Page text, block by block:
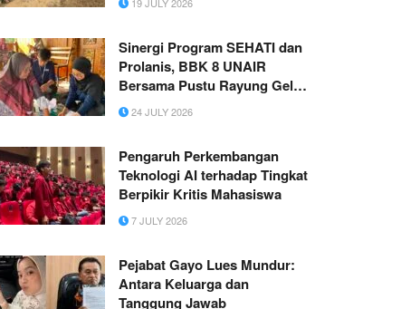
Demi Desa
19 JULY 2026
Sinergi Program SEHATI dan
Prolanis, BBK 8 UNAIR
Bersama Pustu Rayung Gelar
Skrining Kesehatan Lansia di
Tuban
24 JULY 2026
Pengaruh Perkembangan
Teknologi AI terhadap Tingkat
Berpikir Kritis Mahasiswa
7 JULY 2026
Pejabat Gayo Lues Mundur:
Antara Keluarga dan
Tanggung Jawab